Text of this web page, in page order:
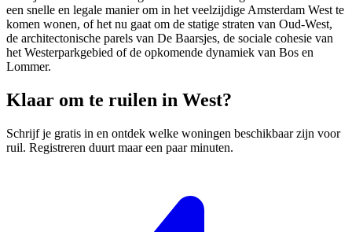
een snelle en legale manier om in het veelzijdige Amsterdam West te
komen wonen, of het nu gaat om de statige straten van Oud-West,
de architectonische parels van De Baarsjes, de sociale cohesie van
het Westerparkgebied of de opkomende dynamiek van Bos en
Lommer.
Klaar om te ruilen in West?
Schrijf je gratis in en ontdek welke woningen beschikbaar zijn voor
ruil. Registreren duurt maar een paar minuten.